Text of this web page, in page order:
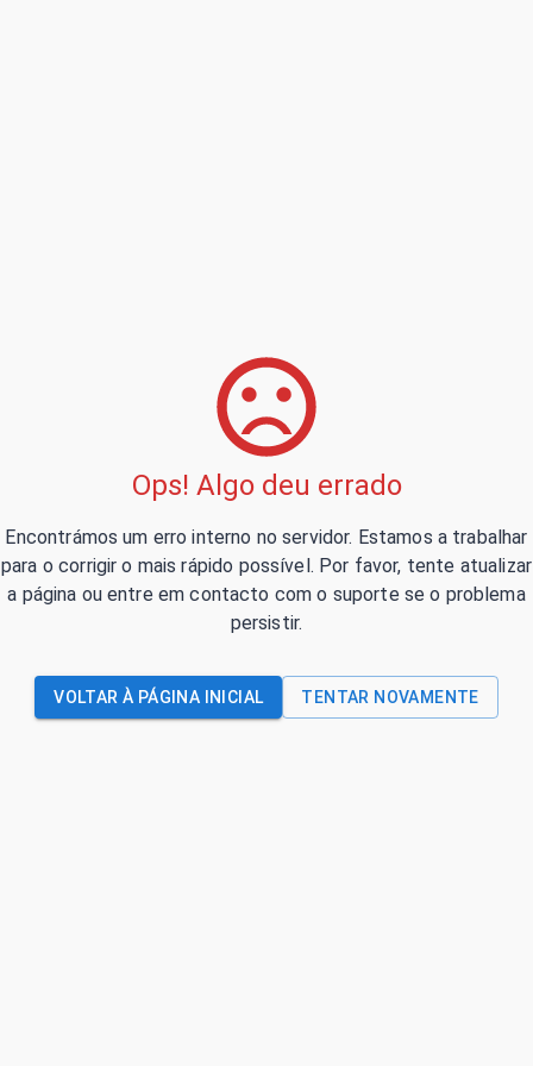
Ops! Algo deu errado
Encontrámos um erro interno no servidor. Estamos a trabalhar
para o corrigir o mais rápido possível. Por favor, tente atualizar
a página ou entre em contacto com o suporte se o problema
persistir.
VOLTAR À PÁGINA INICIAL TENTAR NOVAMENTE